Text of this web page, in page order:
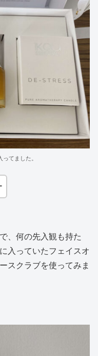
てました。
、何の先入観も持た
入っていたフェイスオ
スクラブを使ってみま